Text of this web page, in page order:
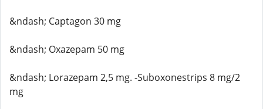
&ndash; Captagon 30 mg
&ndash; Oxazepam 50 mg
&ndash; Lorazepam 2,5 mg. -Suboxonestrips 8 mg/2
mg